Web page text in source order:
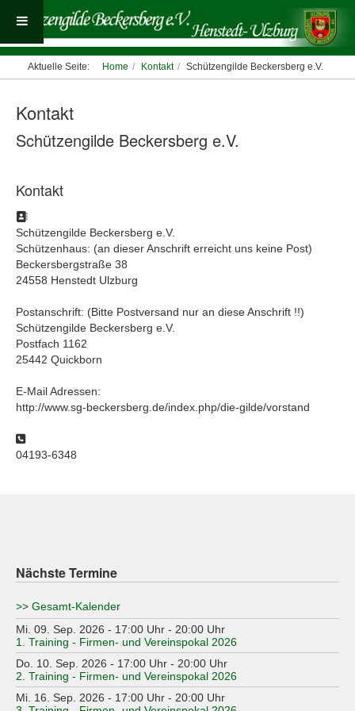
Aktuelle Seite: Home Kontakt Schützengilde Beckersberg e.V.
Kontakt
Schützengilde Beckersberg e.V.
Kontakt
Adresse
Schützengilde Beckersberg e.V.
Schützenhaus: (an dieser Anschrift erreicht uns keine Post)
Beckersbergstraße 38
24558 Henstedt Ulzburg
Postanschrift: (Bitte Postversand nur an diese Anschrift !!)
Schützengilde Beckersberg e.V.
Postfach 1162
25442 Quickborn
E-Mail Adressen:
http://www.sg-beckersberg.de/index.php/die-gilde/vorstand
Telefon
04193-6348
Nächste Termine
>> Gesamt-Kalender
Mi. 09. Sep. 2026 - 17:00 Uhr - 20:00 Uhr
1. Training - Firmen- und Vereinspokal 2026
Do. 10. Sep. 2026 - 17:00 Uhr - 20:00 Uhr
2. Training - Firmen- und Vereinspokal 2026
Mi. 16. Sep. 2026 - 17:00 Uhr - 20:00 Uhr